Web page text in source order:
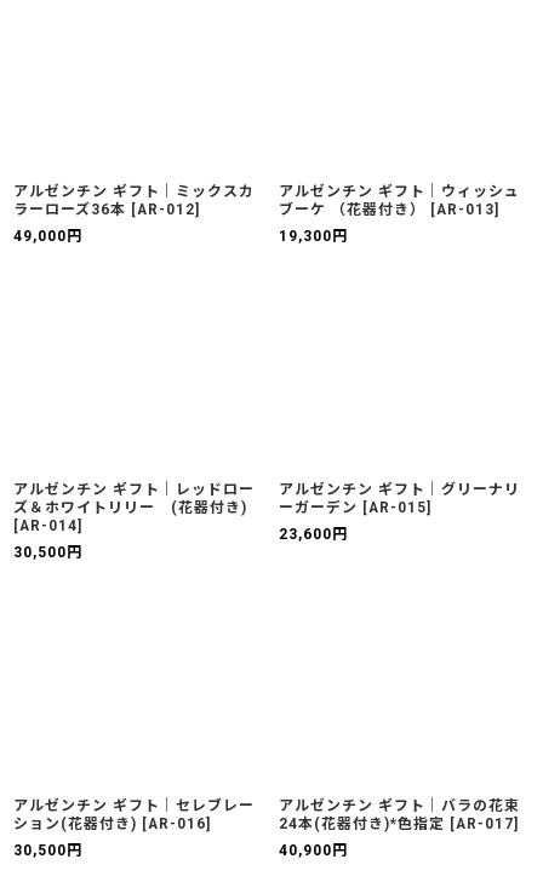
アルゼンチン ギフト｜ミックスカ
ラーローズ36本 [AR-012]
49,000 円
アルゼンチン ギフト｜ウィッシュ
ブーケ （花器付き）
[AR-013]
19,300 円
アルゼンチン ギフト｜レッドロー
ズ＆ホワイトリリー (花器付き)
[AR-014]
30,500 円
アルゼンチン ギフト｜グリーナリ
ーガーデン
[AR-015]
23,600 円
アルゼンチン ギフト｜セレブレー
ション(花器付き) [AR-016]
30,500 円
アルゼンチン ギフト｜バラの花束
24本(花器付き)*色指定 [AR-017]
40,900 円